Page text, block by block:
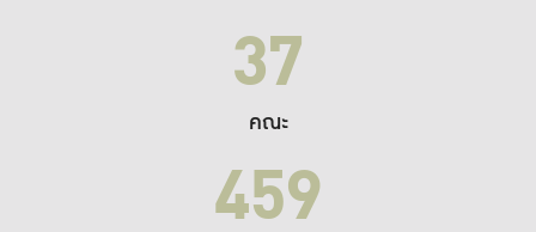
37
คณะ
459